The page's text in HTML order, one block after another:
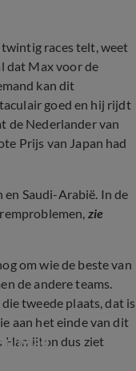
races telt, weet
dat Max voor de
kan dit
goed en hij rijdt
de Nederlander van
Prijs van Japan had
Saudi-Arabië. In de
zie
om wie de beste van
de andere teams.
tweede plaats, dat is
aan het einde van dit
Hamilton dus ziet
Max